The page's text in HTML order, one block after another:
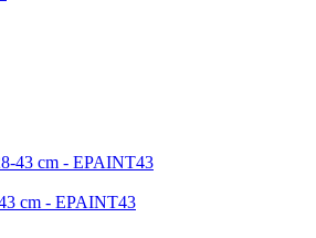
cm - EPAINT43